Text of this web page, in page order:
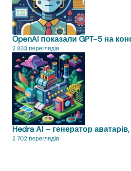
OpenAI показали GPT-5 на
2 833 переглядів
Hedra AI – генератор
2 702 переглядів